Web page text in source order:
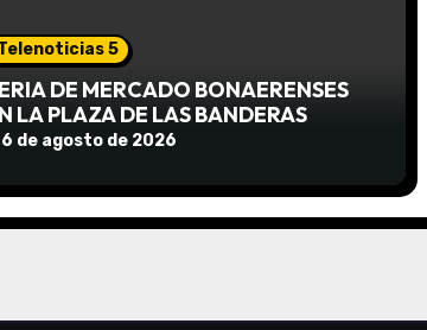
5
DE MERCADO BONAERENSES
LA PLAZA DE LAS BANDERAS
6 de agosto de 2026